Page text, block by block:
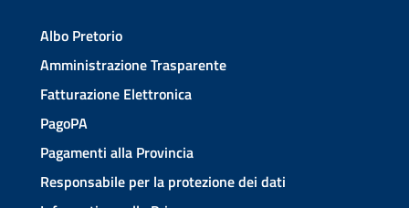
Albo Pretorio
Amministrazione Trasparente
Fatturazione Elettronica
PagoPA
Pagamenti alla Provincia
Responsabile per la protezione dei dati